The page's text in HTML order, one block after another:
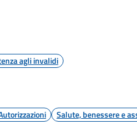
agli invalidi
Salute, benessere e